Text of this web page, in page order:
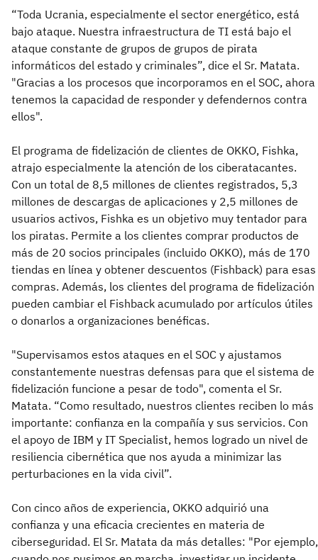
“Toda Ucrania, especialmente el sector energético, está
bajo ataque. Nuestra infraestructura de TI está bajo el
ataque constante de grupos de grupos de pirata
informáticos del estado y criminales”, dice el Sr. Matata.
"Gracias a los procesos que incorporamos en el SOC, ahora
tenemos la capacidad de responder y defendernos contra
ellos".
El programa de fidelización de clientes de OKKO, Fishka,
atrajo especialmente la atención de los ciberatacantes.
Con un total de 8,5 millones de clientes registrados, 5,3
millones de descargas de aplicaciones y 2,5 millones de
usuarios activos, Fishka es un objetivo muy tentador para
los piratas. Permite a los clientes comprar productos de
más de 20 socios principales (incluido OKKO), más de 170
tiendas en línea y obtener descuentos (Fishback) para esas
compras. Además, los clientes del programa de fidelización
pueden cambiar el Fishback acumulado por artículos útiles
o donarlos a organizaciones benéficas.
"Supervisamos estos ataques en el SOC y ajustamos
constantemente nuestras defensas para que el sistema de
fidelización funcione a pesar de todo", comenta el Sr.
Matata. “Como resultado, nuestros clientes reciben lo más
importante: confianza en la compañía y sus servicios. Con
el apoyo de IBM y IT Specialist, hemos logrado un nivel de
resiliencia cibernética que nos ayuda a minimizar las
perturbaciones en la vida civil”.
Con cinco años de experiencia, OKKO adquirió una
confianza y una eficacia crecientes en materia de
ciberseguridad. El Sr. Matata da más detalles: "Por ejemplo,